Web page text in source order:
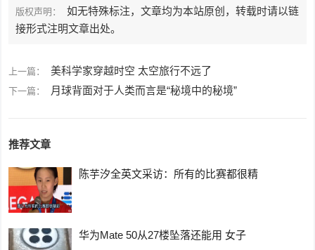
版权声明：
如无特殊标注，文章均为本站原创，转载时请以链
接形式注明文章出处。
上一篇： 美科学家穿越时空 太空旅行不远了
下一篇： 月球背面对于人类而言是“秘境中的秘境”
推荐文章
陈芋汐全英文采访：所有的比赛都很精
华为Mate 50从27楼坠落还能用 女子